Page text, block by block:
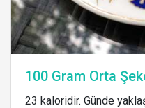
100 Gram Orta
23 kaloridir. Günde